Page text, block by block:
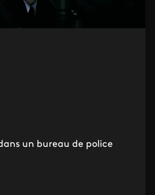
un bureau de police